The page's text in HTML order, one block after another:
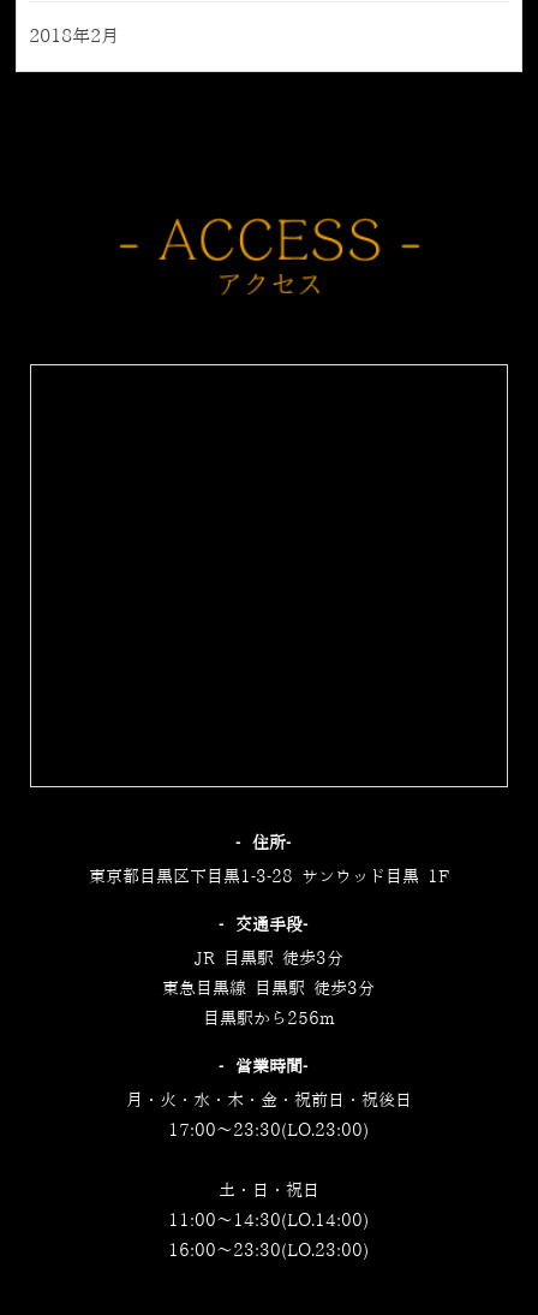
2018年2月
‐住所‐
東京都目黒区下目黒1-3-28 サンウッド目黒 1F
‐交通手段‐
JR 目黒駅 徒歩3分
東急目黒線 目黒駅 徒歩3分
目黒駅から256m
‐営業時間‐
月・火・水・木・金・祝前日・祝後日
17:00～23:30(LO.23:00)
土・日・祝日
11:00～14:30(LO.14:00)
16:00～23:30(LO.23:00)